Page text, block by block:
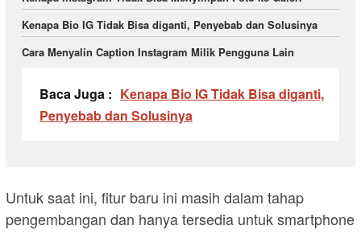
Kenapa Bio IG Tidak Bisa diganti, Penyebab dan Solusinya
Cara Menyalin Caption Instagram Milik Pengguna Lain
Baca Juga : Kenapa Bio IG Tidak Bisa diganti,
Penyebab dan Solusinya
Untuk saat ini, fitur baru ini masih dalam tahap
pengembangan dan hanya tersedia untuk smartphone